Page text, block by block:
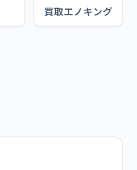
買取エノキング